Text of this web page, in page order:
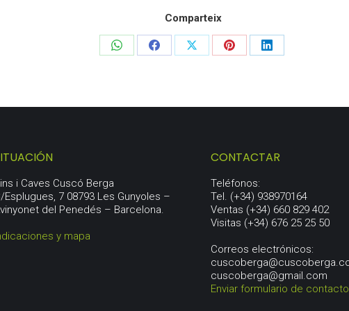
Comparteix
Share
Share
Share
Share
Share
i Caves Cuscó Berga
Esplugues, 7 08793 Les Gunyoles –
del Penedés – Barcelona.
y mapa
CONTACTAR
Teléfonos:
Tel. (+34) 938970164
Ventas (+34) 660 829 402
Visitas (+34) 676 25 25 50
Correos electrónicos:
cuscoberga@gmail.com
Enviar formulario de contacto